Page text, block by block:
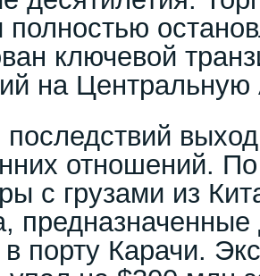
полностью
ключевой
на
отношений.
с грузами из
в порту Карачи.